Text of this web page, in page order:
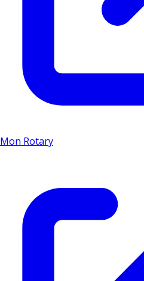
Mon Rotary